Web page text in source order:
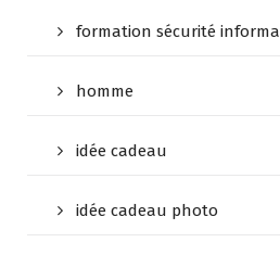
formation sécurité
homme
idée cadeau
idée cadeau photo